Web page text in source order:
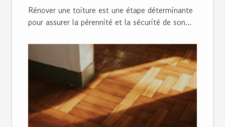
?
Rénover une toiture est une étape déterminante
pour assurer la pérennité et la sécurité de son...